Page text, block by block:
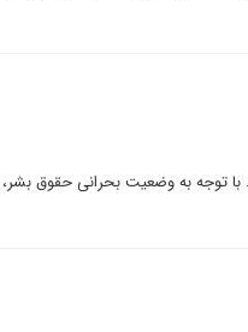
توجه به وضعیت بحرانی حقوق بشر،